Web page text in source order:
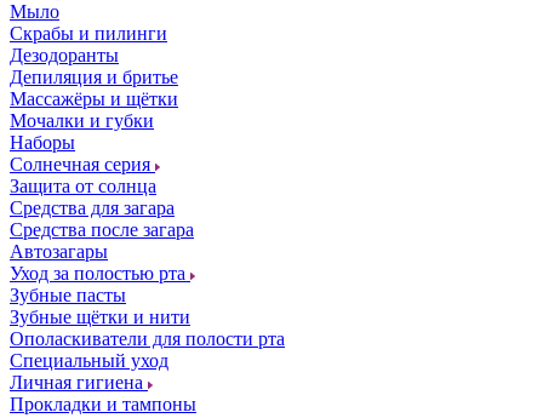
Мыло
Скрабы и пилинги
Дезодоранты
Депиляция и бритье
Массажёры и щётки
Мочалки и губки
Наборы
Солнечная серия
Защита от солнца
Средства для загара
Средства после загара
Автозагары
Уход за полостью рта
Зубные пасты
Зубные щётки и нити
Ополаскиватели для полости рта
Специальный уход
Личная гигиена
Прокладки и тампоны